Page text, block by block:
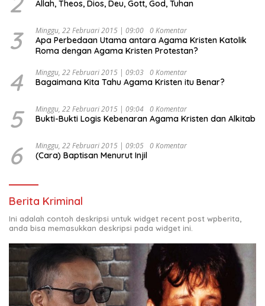
“Urgensi Undang-Undang Perekonomian Nasional dan
Indonesia Emas 2045”,
Allah, Theos, Dios, Deu, Gott, God, Tuhan
3 Minggu, 22 Februari 2015 | 09:00 0 Komentar
Apa Perbedaan Utama antara Agama Kristen Katolik
Roma dengan Agama Kristen Protestan?
4 Minggu, 22 Februari 2015 | 09:03 0 Komentar
Bagaimana Kita Tahu Agama Kristen itu Benar?
5 Minggu, 22 Februari 2015 | 09:04 0 Komentar
Bukti-Bukti Logis Kebenaran Agama Kristen dan Alkitab
6 Minggu, 22 Februari 2015 | 09:05 0 Komentar
(Cara) Baptisan Menurut Injil
Berita Kriminal
Ini adalah contoh deskripsi untuk widget recent post wpberita,
anda bisa memasukkan deskripsi pada widget ini.